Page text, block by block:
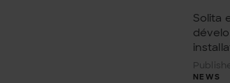
Solita
NEWS